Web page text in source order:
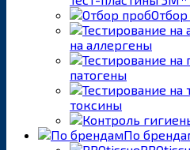
на аллергены
патогены
токсины
По